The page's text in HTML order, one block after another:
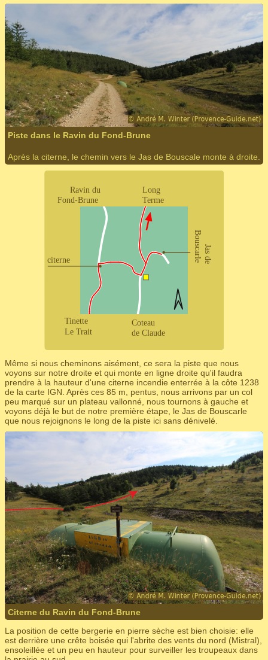
Piste dans le Ravin du Fond-Brune
Après la citerne, le chemin vers le Jas de Bouscale monte à droite.
Même si nous cheminons aisément, ce sera la piste que nous
voyons sur notre droite et qui monte en ligne droite qu'il faudra
prendre à la hauteur d'une citerne incendie enterrée à la côte 1238
de la carte IGN. Après ces 85 m, pentus, nous arrivons par un col
peu marqué sur un plateau vallonné, nous tournons à gauche et
voyons déjà le but de notre première étape, le Jas de Bouscarle
que nous rejoignons le long de la piste ici sans dénivelé.
Citerne du Ravin du Fond-Brune
La position de cette bergerie en pierre sèche est bien choisie: elle
est derrière une crête boisée qui l'abrite des vents du nord (Mistral),
ensoleillée et un peu en hauteur pour surveiller les troupeaux dans